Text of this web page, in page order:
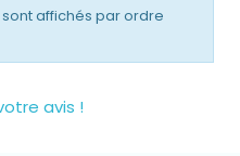
affichés par ordre
avis !